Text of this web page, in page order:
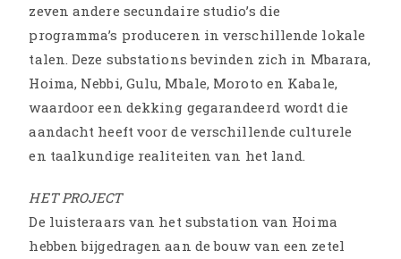
zeven andere secundaire studio’s die
programma’s produceren in verschillende lokale
talen. Deze substations bevinden zich in Mbarara,
Hoima, Nebbi, Gulu, Mbale, Moroto en Kabale,
waardoor een dekking gegarandeerd wordt die
aandacht heeft voor de verschillende culturele
en taalkundige realiteiten van het land.
HET PROJECT
De luisteraars van het substation van Hoima
hebben bijgedragen aan de bouw van een zetel